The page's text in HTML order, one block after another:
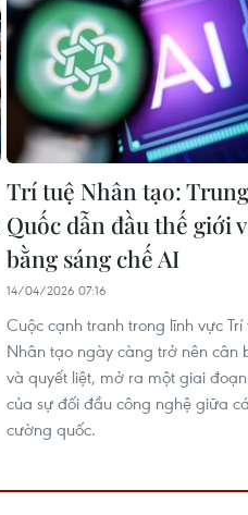
Trí tuệ Nhân tạo: Trung
Quốc dẫn đầu thế giới
bằng sáng chế AI
14/04/2026 07:16
Cuộc cạnh tranh trong lĩnh vực Trí
Nhân tạo ngày càng trở nên cân
và quyết liệt, mở ra một giai
của sự đối đầu công nghệ giữa
cường quốc.